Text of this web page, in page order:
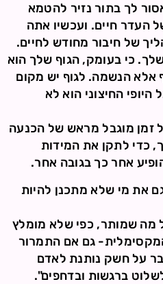
לך בתור נזיר להטמא
העדר חיים. ועכשיו אתה
של חיבור מחודש לחיים.
כי בעומק, הגוף שלך הוא
אלא הנשמה. לגוף יש מקום
החיצוני הוא לא
זמן מוגבל מראש של הכנעה
כדי לתקן את המידות
אחר כך בגובה אחר.
את מי שלא מתכנן להיות
שמותר, כפי שלא מומלץ
גם אם התמרור
על חשק נותנת לאדם
ברגשות ובדחפים".